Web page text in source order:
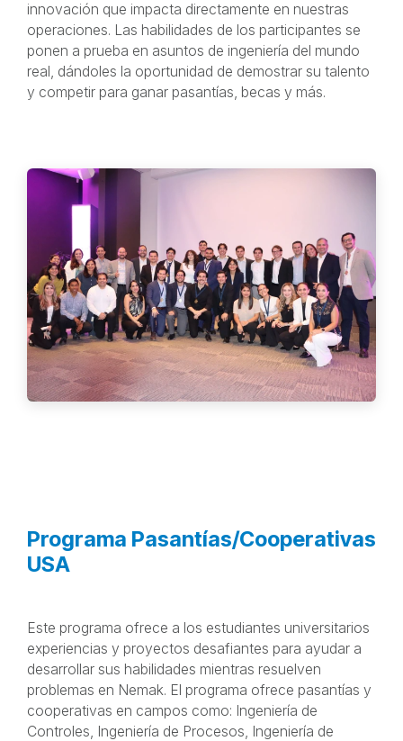
innovación que impacta directamente en nuestras
operaciones. Las habilidades de los participantes se
ponen a prueba en asuntos de ingeniería del mundo
real, dándoles la oportunidad de demostrar su talento
y competir para ganar pasantías, becas y más.
Programa Pasantías/Cooperativas
USA
Este programa ofrece a los estudiantes universitarios
experiencias y proyectos desafiantes para ayudar a
desarrollar sus habilidades mientras resuelven
problemas en Nemak. El programa ofrece pasantías y
cooperativas en campos como: Ingeniería de
Controles, Ingeniería de Procesos, Ingeniería de